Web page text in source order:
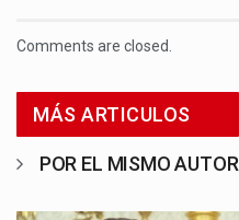
Comments are closed.
MÁS ARTICULOS
POR EL MISMO AUTOR